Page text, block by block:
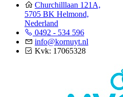
Churchilllaan 121A,
5705 BK Helmond,
Nederland
0492 - 534 596
info@kornuyt.nl
Kvk: 17065328